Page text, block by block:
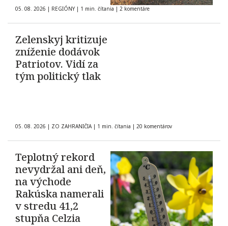
05. 08. 2026 | REGIÓNY | 1 min. čítania | 2 komentáre
Zelenskyj kritizuje
zníženie dodávok
Patriotov. Vidí za
tým politický tlak
05. 08. 2026 | ZO ZAHRANIČIA | 1 min. čítania | 20 komentárov
Teplotný rekord
nevydržal ani deň,
na východe
Rakúska namerali
v stredu 41,2
stupňa Celzia